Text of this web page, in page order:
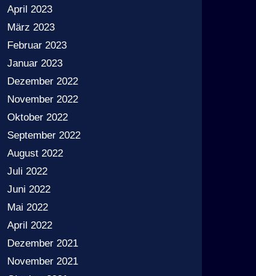
April 2023
März 2023
Februar 2023
Januar 2023
Dezember 2022
November 2022
Oktober 2022
September 2022
August 2022
Juli 2022
Juni 2022
Mai 2022
April 2022
Dezember 2021
November 2021